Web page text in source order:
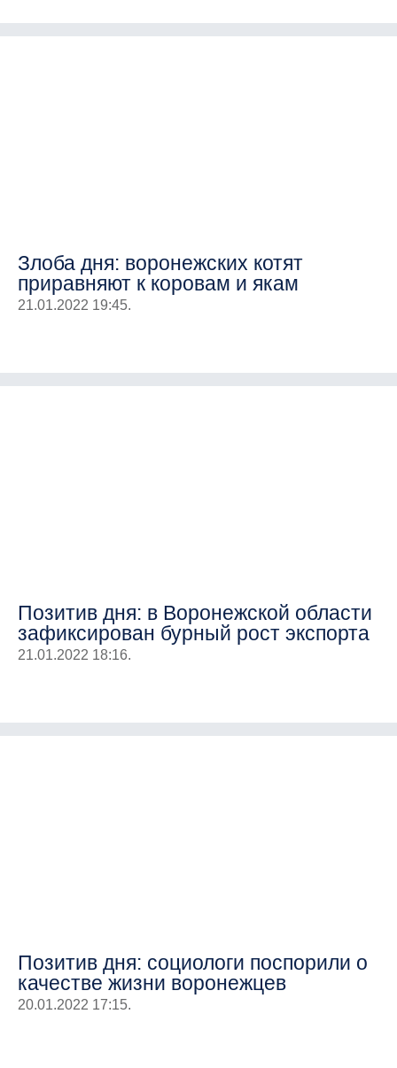
Злоба дня: воронежских котят
приравняют к коровам и якам
21.01.2022 19:45.
Позитив дня: в Воронежской области
зафиксирован бурный рост экспорта
21.01.2022 18:16.
Позитив дня: социологи поспорили о
качестве жизни воронежцев
20.01.2022 17:15.